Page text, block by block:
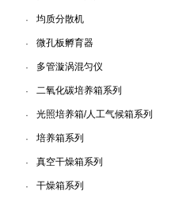
· 均质分散机
· 微孔板孵育器
· 多管漩涡混匀仪
· 二氧化碳培养箱系列
· 光照培养箱/人工气候箱系列
· 培养箱系列
· 真空干燥箱系列
· 干燥箱系列